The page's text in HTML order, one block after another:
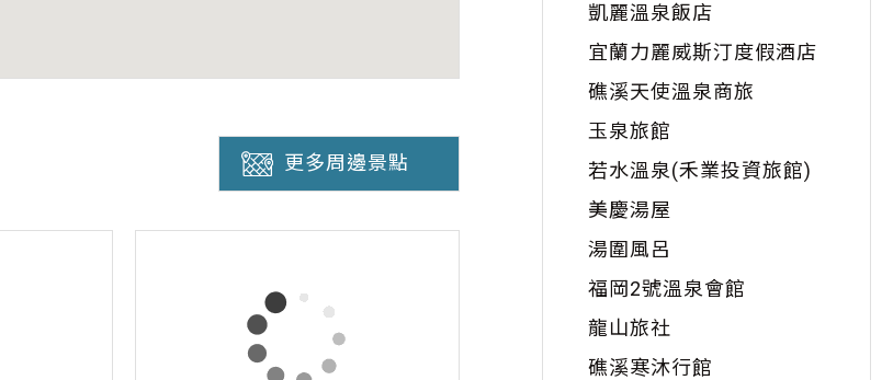
更多周邊景點
凱麗溫泉飯店
宜蘭力麗威斯汀度假酒店
礁溪天使溫泉商旅
玉泉旅館
若水溫泉(禾業投資旅館)
美慶湯屋
湯圍風呂
福岡2號溫泉會館
龍山旅社
礁溪寒沐行館